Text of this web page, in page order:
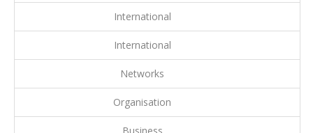
International
International
Networks
Organisation
Business